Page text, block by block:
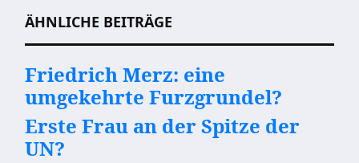
ÄHNLICHE BEITRÄGE
Friedrich Merz: eine
umgekehrte Furzgrundel?
Erste Frau an der Spitze der
UN?